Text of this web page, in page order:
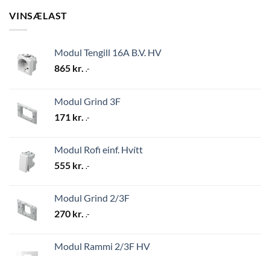
VINSÆLAST
Modul Tengill 16A B.V. HV
865 kr. .-
Modul Grind 3F
171 kr. .-
Modul Rofi einf. Hvítt
555 kr. .-
Modul Grind 2/3F
270 kr. .-
Modul Rammi 2/3F HV